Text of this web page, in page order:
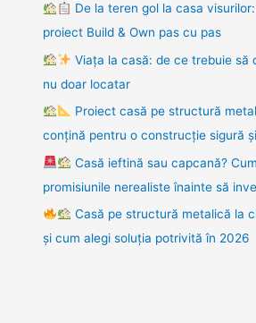
De la teren gol la casa
proiect Build & Own pas cu pas
Viața la casă: de ce trebuie să
nu doar locatar
Proiect casă pe structură
conțină pentru o construcție sigură
Casă ieftină sau capcană?
promisiunile nerealiste înainte să
Casă pe structură metalică la
și cum alegi soluția potrivită în 2026